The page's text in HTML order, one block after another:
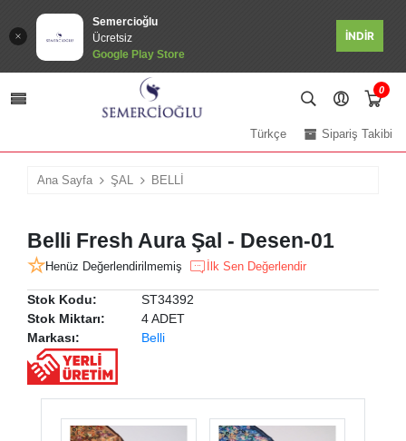
Semercioğlu
Ücretsiz
Google Play Store
İNDİR
0
Sipariş Takibi
Türkçe
Ana Sayfa ŞAL BELLİ
Belli Fresh Aura Şal - Desen-01
Henüz Değerlendirilmemiş İlk Sen Değerlendir
Stok Kodu:
ST34392
Stok Miktarı:
4 ADET
Markası:
Belli